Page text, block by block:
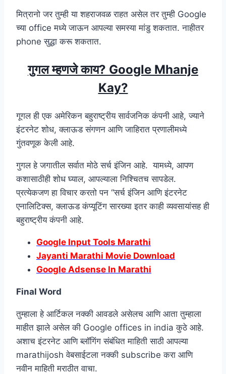
मित्रानो जर तुम्ही या शहराजवळ राहत असेल तर तुम्ही Google
च्या office मध्ये जाऊन आपल्या समस्या मांडु शकतात. नाहीतर
phone सुद्धा करू शकतात.
गुगल म्हणजे काय? Google Mhanje
Kay?
गूगल ही एक अमेरिकन बहुराष्ट्रीय सार्वजनिक कंपनी आहे, ज्याने
इंटरनेट शोध, क्लाऊड संगणन आणि जाहिरात प्रणालीमध्ये
गुंतवणूक केली आहे.
गुगल हे जगातील सर्वात मोठे सर्च इंजिन आहे. यामध्ये, आपण
कशासाठीही शोध घ्याल, आपल्याला निश्चितच सापडेल.
प्रत्येकजण हा विचार करतो पन “सर्च इंजिन आणि इंटरनेट
एनालिटिक्स, क्लाऊड कंप्यूटिंग सारख्या इतर काही व्यवसायांसह ही
बहुराष्ट्रीय कंपनी आहे.
Google Input Tools Marathi
Jayanti Marathi Movie Download
Google Adsense In Marathi
Final Word
तुम्हाला हे आर्टिकल नक्की आवडले असेलच आणि आता तुम्हाला
माहीत झाले असेल की Google offices in india कुठे आहे.
अशाच इंटरनेट आणि ब्लॉगिंग संबंधित माहिती साठी आपल्या
marathijosh वेबसाईटला नक्की subscribe करा आणि
नवीन माहिती मराठीत वाचा.